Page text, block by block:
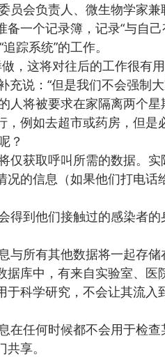
员会负责人、微生物学家
一个记录簿，记录“与自
踪系统”的工作。
，这将对往后的工作很有
充说：“但是我们不会强制
人将被要求在家隔离两个
例如去超市或药房，但是
？
仅获取呼叫所需的数据。
况的信息（如果他们打电
得到他们接触过的感染者
与所有其他数据将一起存
据库中，有来自实验室、
于科学研究，不会让其流
在任何时候都不会用于检
享。